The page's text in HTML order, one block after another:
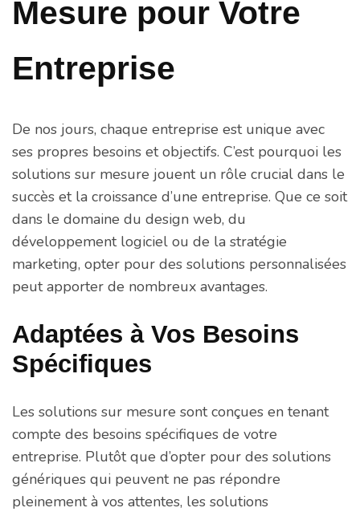
Mesure pour Votre
Entreprise
De nos jours, chaque entreprise est unique avec
ses propres besoins et objectifs. C’est pourquoi les
solutions sur mesure jouent un rôle crucial dans le
succès et la croissance d’une entreprise. Que ce soit
dans le domaine du design web, du
développement logiciel ou de la stratégie
marketing, opter pour des solutions personnalisées
peut apporter de nombreux avantages.
Adaptées à Vos Besoins
Spécifiques
Les solutions sur mesure sont conçues en tenant
compte des besoins spécifiques de votre
entreprise. Plutôt que d’opter pour des solutions
génériques qui peuvent ne pas répondre
pleinement à vos attentes, les solutions